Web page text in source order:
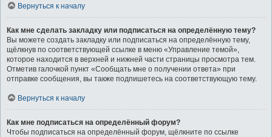
Вернуться к началу
Как мне сделать закладку или подписаться на определённую тему?
Вы можете создать закладку или подписаться на определённую тему,
щёлкнув по соответствующей ссылке в меню «Управление темой»,
которое находится в верхней и нижней части страницы просмотра тем.
Отметив галочкой пункт «Сообщать мне о получении ответа» при
отправке сообщения, вы также подпишетесь на соответствующую тему.
Вернуться к началу
Как мне подписаться на определённый форум?
Чтобы подписаться на определённый форум, щёлкните по ссылке